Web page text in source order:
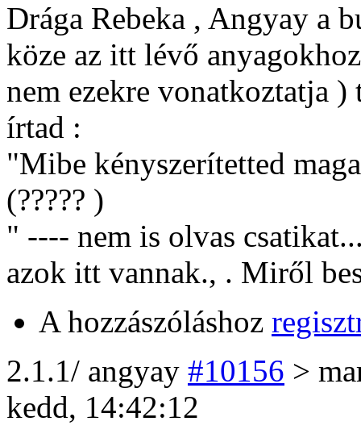
Drága Rebeka , Angyay a
köze az itt lévő
nem ezekre vonatkoztatja )
írtad :
"Mibe kényszerítetted
(????? )
" ---- nem is olvas
azok itt vannak., . Miről
A hozzászóláshoz
2.1.1/ angyay #10156 >
kedd, 14:42:12